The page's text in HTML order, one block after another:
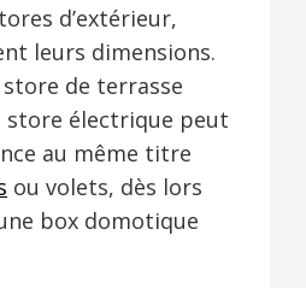
d’extérieur,
leurs dimensions.
store de terrasse
électrique peut
au même titre
ou volets, dès lors
box domotique